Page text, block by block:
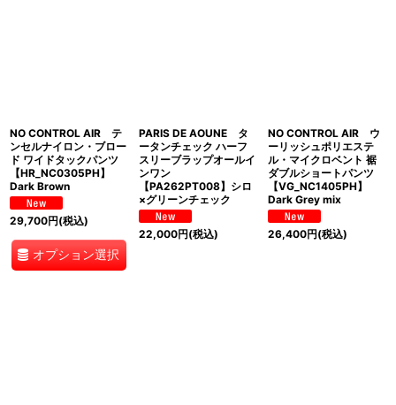
NO CONTROL AIR テ
ンセルナイロン・ブロー
ド ワイドタックパンツ
【HR_NC0305PH】
Dark Brown
29,700円(税込)
オプション選択
PARIS DE AOUNE タ
ータンチェック ハーフ
スリーブラップオールイ
ンワン
【PA262PT008】シロ
×グリーンチェック
22,000円(税込)
NO CONTROL AIR ウ
ーリッシュポリエステ
ル・マイクロベント 裾
ダブルショートパンツ
【VG_NC1405PH】
Dark Grey mix
26,400円(税込)